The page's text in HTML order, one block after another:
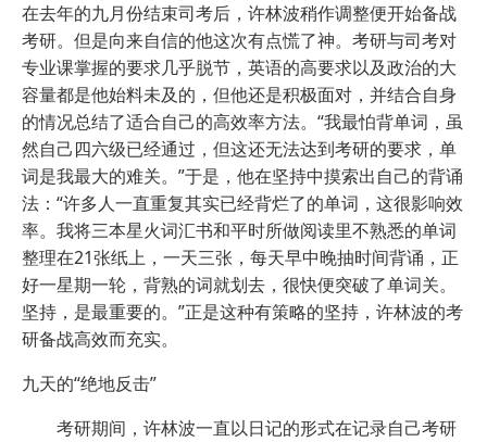
在去年的九月份结束司考后，许林波稍作调整便开始备战
考研。但是向来自信的他这次有点慌了神。考研与司考对
专业课掌握的要求几乎脱节，英语的高要求以及政治的大
容量都是他始料未及的，但他还是积极面对，并结合自身
的情况总结了适合自己的高效率方法。“我最怕背单词，虽
然自己四六级已经通过，但这还无法达到考研的要求，单
词是我最大的难关。”于是，他在坚持中摸索出自己的背诵
法：“许多人一直重复其实已经背烂了的单词，这很影响效
率。我将三本星火词汇书和平时所做阅读里不熟悉的单词
整理在21张纸上，一天三张，每天早中晚抽时间背诵，正
好一星期一轮，背熟的词就划去，很快便突破了单词关。
坚持，是最重要的。”正是这种有策略的坚持，许林波的考
研备战高效而充实。
九天的“绝地反击”
考研期间，许林波一直以日记的形式在记录自己考研